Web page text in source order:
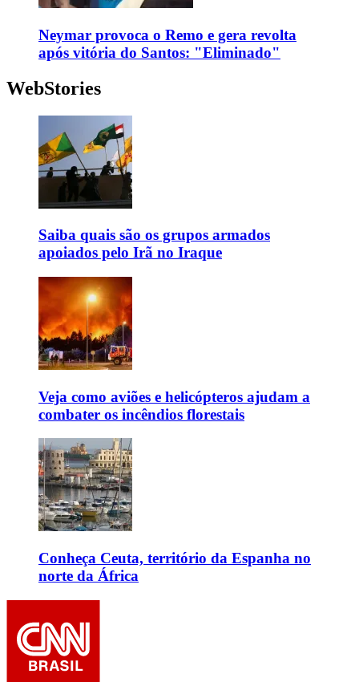
Neymar provoca o Remo e gera revolta
após vitória do Santos: "Eliminado"
WebStories
Saiba quais são os grupos armados
apoiados pelo Irã no Iraque
Veja como aviões e helicópteros ajudam a
combater os incêndios florestais
Conheça Ceuta, território da Espanha no
norte da África